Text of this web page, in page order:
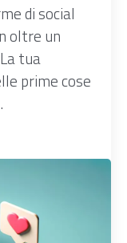
di social
oltre un
tua
prime cose